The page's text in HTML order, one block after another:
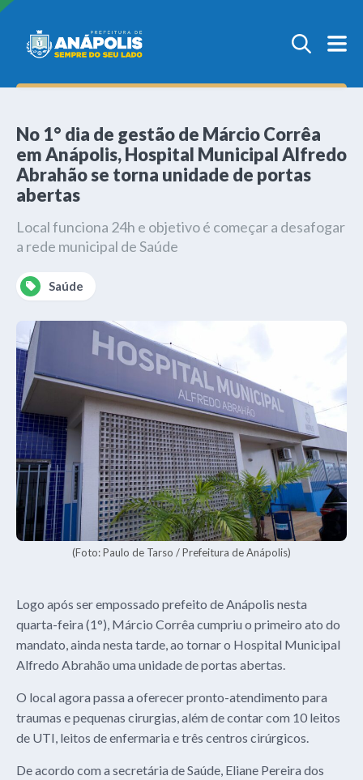
No 1° dia de gestão de Márcio Corrêa
em Anápolis, Hospital Municipal Alfredo
Abrahão se torna unidade de portas
abertas
Local funciona 24h e objetivo é começar a desafogar
a rede municipal de Saúde
Saúde
(Foto: Paulo de Tarso / Prefeitura de Anápolis)
Logo após ser empossado prefeito de Anápolis nesta
quarta-feira (1°), Márcio Corrêa cumpriu o primeiro ato do
mandato, ainda nesta tarde, ao tornar o Hospital Municipal
Alfredo Abrahão uma unidade de portas abertas.
O local agora passa a oferecer pronto-atendimento para
traumas e pequenas cirurgias, além de contar com 10 leitos
de UTI, leitos de enfermaria e três centros cirúrgicos.
De acordo com a secretária de Saúde, Eliane Pereira dos